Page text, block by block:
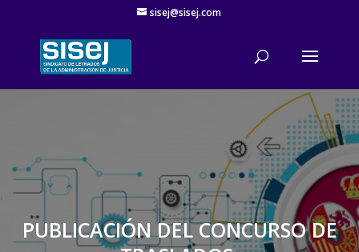
sisej@sisej.com
'
PUBLICACIÓN DEL CONCURSO DE